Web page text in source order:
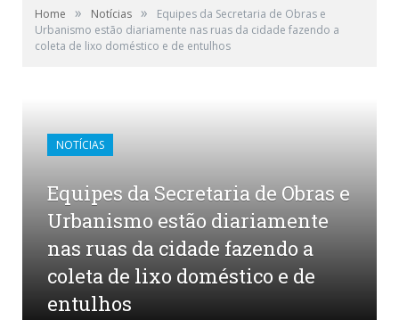
Home » Notícias »
Equipes da Secretaria de Obras e
Urbanismo estão diariamente nas ruas da cidade fazendo a
coleta de lixo doméstico e de entulhos
NOTÍCIAS
Equipes da Secretaria de Obras e
Urbanismo estão diariamente
nas ruas da cidade fazendo a
coleta de lixo doméstico e de
entulhos